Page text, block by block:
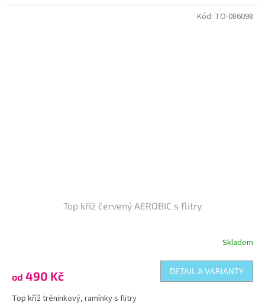
Top kříž červený AEROBIC s flitry
Skladem
od 490 Kč DETAIL A VARIANTY
Top kříž tréninkový, ramínky s flitry
Kód: TO-086098